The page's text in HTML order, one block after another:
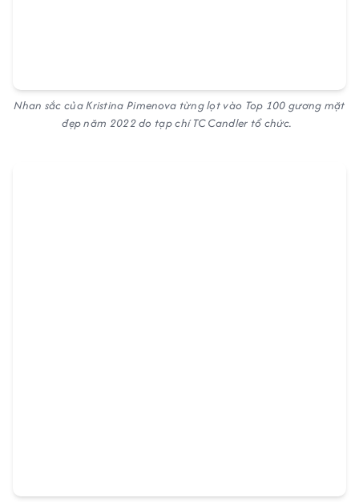
Nhan sắc của Kristina Pimenova từng lọt vào Top 100 gương mặt
đẹp năm 2022 do tạp chí TC Candler tổ chức.